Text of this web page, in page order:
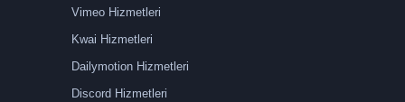
Vimeo Hizmetleri
Kwai Hizmetleri
Dailymotion Hizmetleri
Discord Hizmetleri